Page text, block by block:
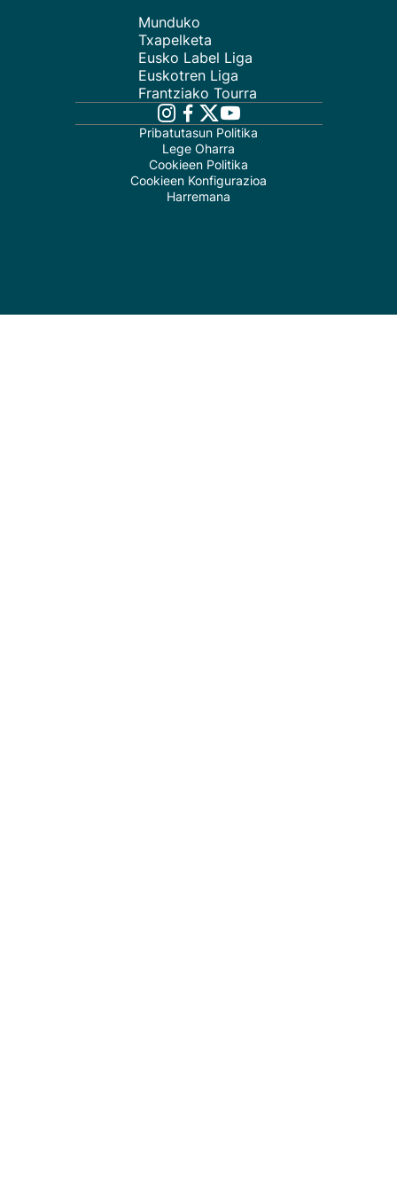
Munduko
Txapelketa
Eusko Label Liga
Euskotren Liga
Frantziako Tourra
Pribatutasun Politika
Lege Oharra
Cookieen Politika
Cookieen Konfigurazioa
Harremana